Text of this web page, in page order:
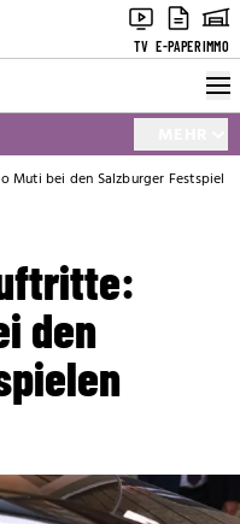
TV E-PAPERIMMO
Muti bei den Salzburger Festspielen
den